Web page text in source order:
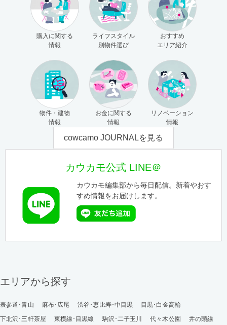
購入に関する
情報
ライフスタイル
別物件選び
おすすめ
エリア紹介
物件・建物
情報
お金に関する
情報
リノベーション
情報
cowcamo JOURNALを見る
カウカモ公式 LINE＠
カウカモ編集部から毎日配信。新着やおす
すめ情報をお届けします。
エリアから探す
表参道･青山 麻布･広尾 渋谷･恵比寿･中目黒
目黒･白金高輪
下北沢･三軒茶屋
東横線･目黒線 駒沢･二子玉川 代々木公園
井の頭線